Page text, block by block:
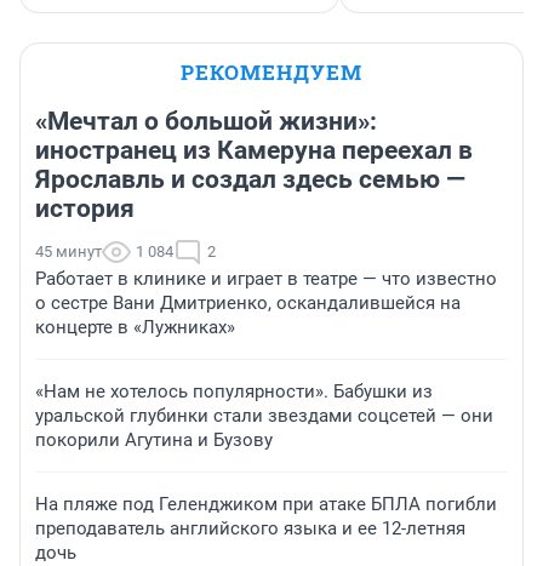
РЕКОМЕНДУЕМ
«Мечтал о большой жизни»:
иностранец из Камеруна переехал в
Ярославль и создал здесь семью —
история
45 минут 1 084 2
Работает в клинике и играет в театре — что известно
о сестре Вани Дмитриенко, оскандалившейся на
концерте в «Лужниках»
«Нам не хотелось популярности». Бабушки из
уральской глубинки стали звездами соцсетей — они
покорили Агутина и Бузову
На пляже под Геленджиком при атаке БПЛА погибли
преподаватель английского языка и ее 12-летняя
дочь